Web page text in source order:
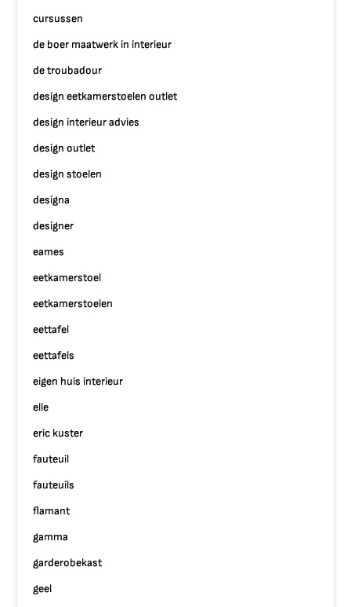
cursussen
de boer maatwerk in interieur
de troubadour
design eetkamerstoelen outlet
design interieur advies
design outlet
design stoelen
designa
designer
eames
eetkamerstoel
eetkamerstoelen
eettafel
eettafels
eigen huis interieur
elle
eric kuster
fauteuil
fauteuils
flamant
gamma
garderobekast
geel